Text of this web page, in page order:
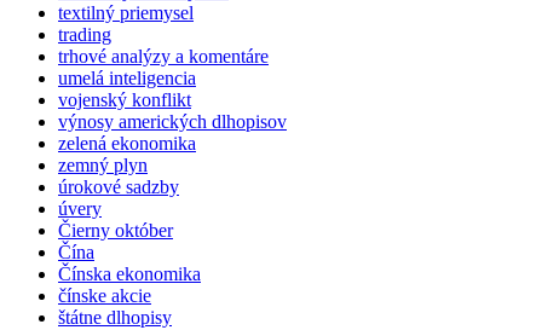
textilný priemysel
trading
trhové analýzy a komentáre
umelá inteligencia
vojenský konflikt
výnosy amerických dlhopisov
zelená ekonomika
zemný plyn
úrokové sadzby
úvery
Čierny október
Čína
Čínska ekonomika
čínske akcie
štátne dlhopisy